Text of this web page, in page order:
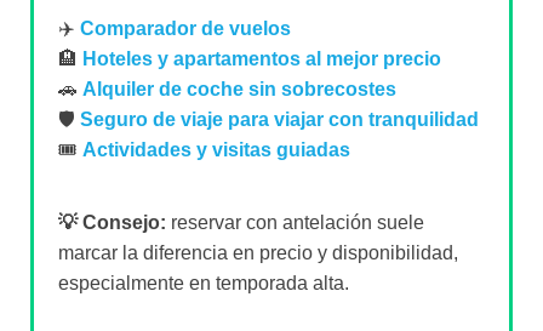
✈️ Comparador de vuelos
🏨 Hoteles y apartamentos al mejor precio
🚗 Alquiler de coche sin sobrecostes
🛡️ Seguro de viaje para viajar con tranquilidad
🎟️ Actividades y visitas guiadas
💡 Consejo: reservar con antelación suele
marcar la diferencia en precio y disponibilidad,
especialmente en temporada alta.